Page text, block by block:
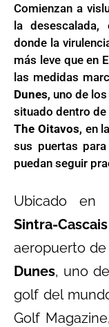
Comienzan a
la desescalada,
donde la
más leve que en
las medidas
Dunes, uno de
situado dentro
The Oitavos, en
sus puertas
puedan seguir
Ubicado en
Sintra-Cascais
aeropuerto
Dunes, uno
golf del
Golf